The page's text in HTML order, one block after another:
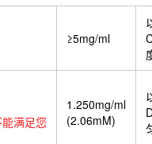
≥5mg/ml
满足您
1.250mg/ml
(2.06mM)